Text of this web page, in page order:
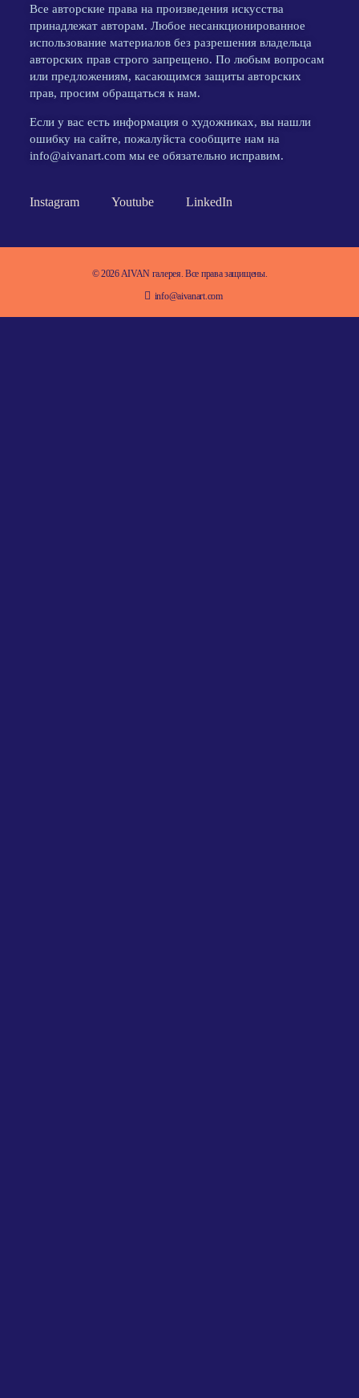
Все авторские права на произведения искусства
принадлежат авторам. Любое несанкционированное
использование материалов без разрешения владельца
авторских прав строго запрещено. По любым вопросам
или предложениям, касающимся защиты авторских
прав, просим обращаться к нам.
Если у вас есть информация о художниках, вы нашли
ошибку на сайте, пожалуйста сообщите нам на
info@aivanart.com мы ее обязательно исправим.
Instagram Youtube LinkedIn
© 2026 AIVAN галерея. Все права защищены.
info@aivanart.com